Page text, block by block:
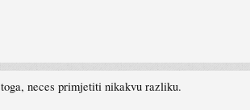
neces primjetiti nikakvu razliku.